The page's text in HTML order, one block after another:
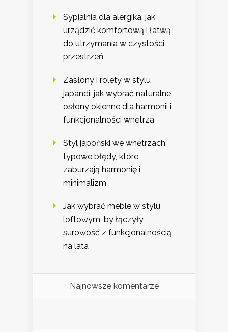
Sypialnia dla alergika: jak
urządzić komfortową i łatwą
do utrzymania w czystości
przestrzeń
Zasłony i rolety w stylu
japandi: jak wybrać naturalne
osłony okienne dla harmonii i
funkcjonalności wnętrza
Styl japoński we wnętrzach:
typowe błędy, które
zaburzają harmonię i
minimalizm
Jak wybrać meble w stylu
loftowym, by łączyły
surowość z funkcjonalnością
na lata
Najnowsze komentarze